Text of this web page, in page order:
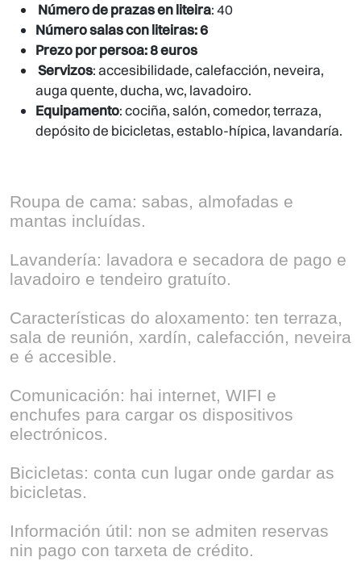
Número de prazas en liteira: 40
Número salas con liteiras: 6
Prezo por persoa: 8 euros
Servizos: accesibilidade, calefacción, neveira,
auga quente, ducha, wc, lavadoiro.
Equipamento: cociña, salón, comedor, terraza,
depósito de bicicletas, establo-hípica, lavandaría.
Roupa de cama: sabas, almofadas e
mantas incluídas.
Lavandería: lavadora e secadora de pago e
lavadoiro e tendeiro gratuíto.
Características do aloxamento: ten terraza,
sala de reunión, xardín, calefacción, neveira
e é accesible.
Comunicación: hai internet, WIFI e
enchufes para cargar os dispositivos
electrónicos.
Bicicletas: conta cun lugar onde gardar as
bicicletas.
Información útil: non se admiten reservas
nin pago con tarxeta de crédito.